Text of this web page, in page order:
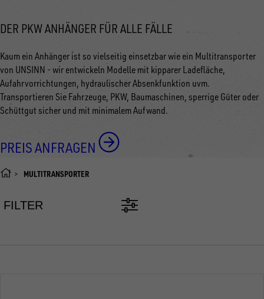
DER PKW ANHÄNGER FÜR ALLE FÄLLE
Kaum ein Anhänger ist so vielseitig einsetzbar wie ein Multitransporter
von UNSINN - wir entwickeln Modelle mit kipparer Ladefläche,
Aufahrvorrichtungen, hydraulischer Absenkfunktion uvm.
Transportieren Sie Fahrzeuge, PKW, Baumaschinen, sperrige Güter oder
Schüttgut sicher und mit minimalem Aufwand.
PREIS ANFRAGEN
MULTITRANSPORTER
FILTER